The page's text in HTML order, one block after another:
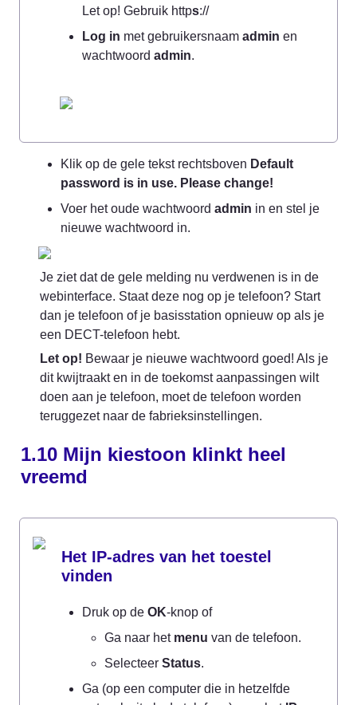
Let op! Gebruik https://
Log in met gebruikersnaam admin en
wachtwoord admin.
Klik op de gele tekst rechtsboven Default
password is in use. Please change!
Voer het oude wachtwoord admin in en stel je
nieuwe wachtwoord in.
Je ziet dat de gele melding nu verdwenen is in de
webinterface. Staat deze nog op je telefoon? Start
dan je telefoon of je basisstation opnieuw op als je
een DECT-telefoon hebt.
Let op! Bewaar je nieuwe wachtwoord goed! Als je
dit kwijtraakt en in de toekomst aanpassingen wilt
doen aan je telefoon, moet de telefoon worden
teruggezet naar de fabrieksinstellingen.
1.10 Mijn kiestoon klinkt heel
vreemd
Het IP-adres van het toestel
vinden
Druk op de OK-knop of
Ga naar het menu van de telefoon.
Selecteer Status.
Ga (op een computer die in hetzelfde